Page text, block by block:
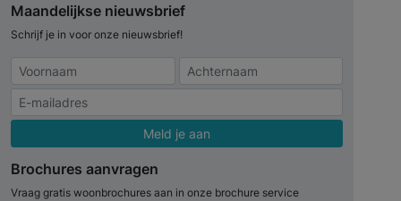
Maandelijkse nieuwsbrief
Schrijf je in voor onze nieuwsbrief!
Meld je aan
Brochures aanvragen
Vraag gratis woonbrochures aan in onze brochure service